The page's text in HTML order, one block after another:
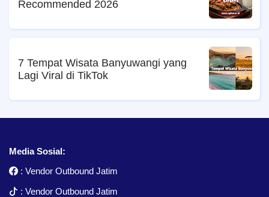
Recommended 2026
7 Tempat Wisata Banyuwangi yang
Lagi Viral di TikTok
Media Sosial:
: Vendor Outbound Jatim
: Vendor Outbound Jatim